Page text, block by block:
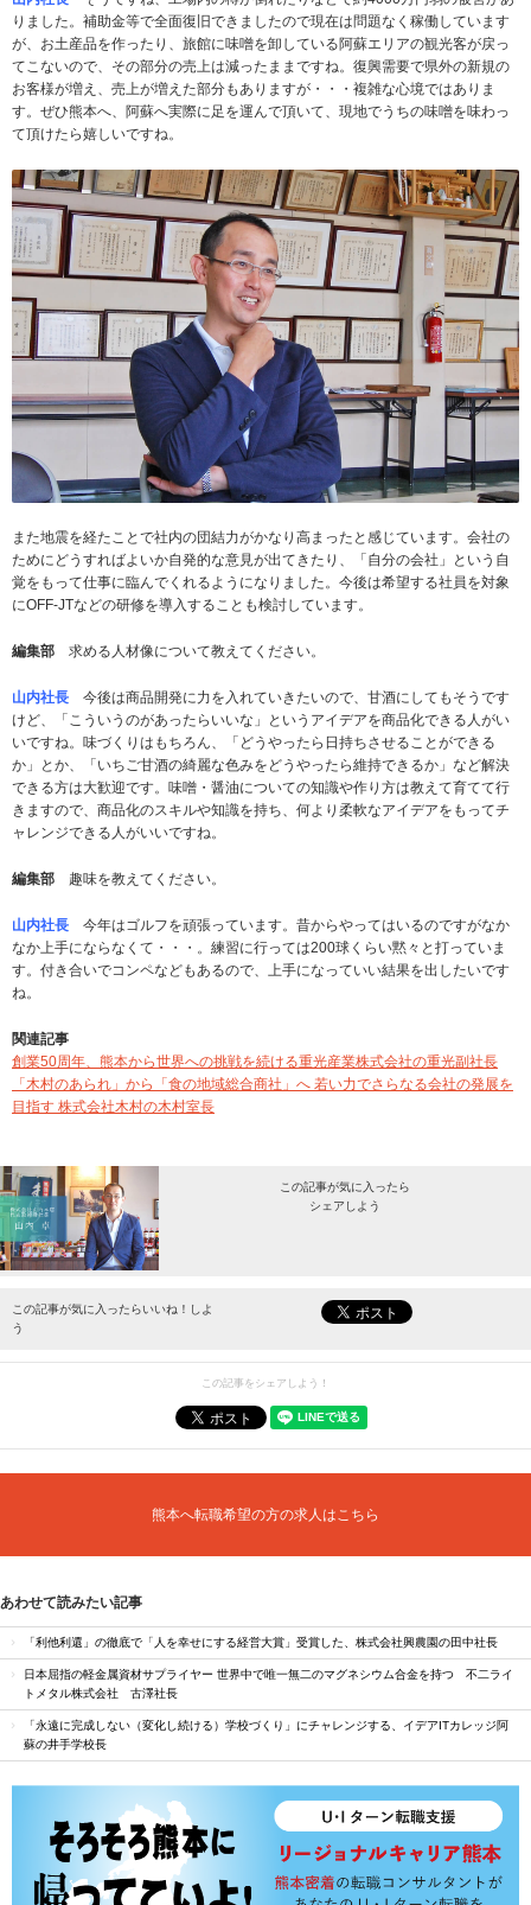
りました。補助金等で全面復旧できましたので現在は問題なく稼働しています
が、お土産品を作ったり、旅館に味噌を卸している阿蘇エリアの観光客が戻っ
てこないので、その部分の売上は減ったままですね。復興需要で県外の新規の
お客様が増え、売上が増えた部分もありますが・・・複雑な心境ではありま
す。ぜひ熊本へ、阿蘇へ実際に足を運んで頂いて、現地でうちの味噌を味わっ
て頂けたら嬉しいですね。
また地震を経たことで社内の団結力がかなり高まったと感じています。会社の
ためにどうすればよいか自発的な意見が出てきたり、「自分の会社」という自
覚をもって仕事に臨んでくれるようになりました。今後は希望する社員を対象
にOFF-JTなどの研修を導入することも検討しています。
編集部 求める人材像について教えてください。
山内社長 今後は商品開発に力を入れていきたいので、甘酒にしてもそうです
けど、「こういうのがあったらいいな」というアイデアを商品化できる人がい
いですね。味づくりはもちろん、「どうやったら日持ちさせることができる
か」とか、「いちご甘酒の綺麗な色みをどうやったら維持できるか」など解決
できる方は大歓迎です。味噌・醤油についての知識や作り方は教えて育てて行
きますので、商品化のスキルや知識を持ち、何より柔軟なアイデアをもってチ
ャレンジできる人がいいですね。
編集部 趣味を教えてください。
山内社長 今年はゴルフを頑張っています。昔からやってはいるのですがなか
なか上手にならなくて・・・。練習に行っては200球くらい黙々と打っていま
す。付き合いでコンペなどもあるので、上手になっていい結果を出したいです
ね。
関連記事
創業50周年、熊本から世界への挑戦を続ける重光産業株式会社の重光副社長
「木村のあられ」から「食の地域総合商社」へ 若い力でさらなる会社の発展を
目指す 株式会社木村の木村室長
この記事が気に入ったら
シェアしよう
最新情報をお届けします。
この記事が気に入ったらいいね！しよ
う
この記事をシェアしよう！
熊本へ転職希望の方の求人はこちら
あわせて読みたい記事
「利他利還」の徹底で「人を幸せにする経営大賞」受賞した、株式会社興農園の田中社長
日本屈指の軽金属資材サプライヤー 世界中で唯一無二のマグネシウム合金を持つ 不二ライ
トメタル株式会社 古澤社長
「永遠に完成しない（変化し続ける）学校づくり」にチャレンジする、イデアITカレッジ阿
蘇の井手学校長